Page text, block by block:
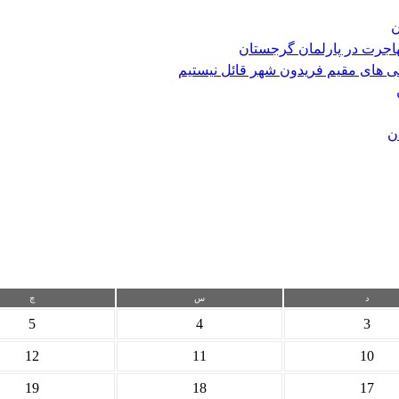
در پارلمان گرجستان
های مقیم فریدون شهر قائل نیستیم
د س چ
3
4
5
10
11
12
17
18
19